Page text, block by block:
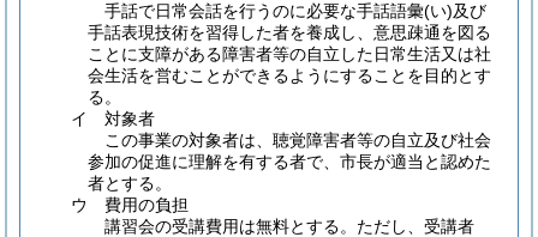
手話で日常会話を行うのに必要な手話語彙(い)及び
手話表現技術を習得した者を養成し、意思疎通を図る
ことに支障がある障害者等の自立した日常生活又は社
会生活を営むことができるようにすることを目的とす
る。
イ
対象者
この事業の対象者は、聴覚障害者等の自立及び社会
参加の促進に理解を有する者で、市長が適当と認めた
者とする。
ウ
費用の負担
講習会の受講費用は無料とする。ただし、受講者